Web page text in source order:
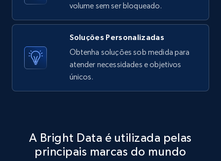
Asin, URL, Name, Sponsored, Initial price, Final
price, Currency, Sold, and more.
181+
URL, Product id, Title, Product description,
Rating, Reviews count, Initial price, Discount,
volume sem ser bloqueado.
Soluções Personalizadas
Obtenha soluções sob medida para
atender necessidades e objetivos
únicos.
A Bright Data é utilizada pelas
principais marcas do mundo